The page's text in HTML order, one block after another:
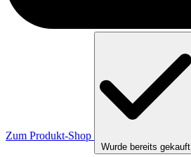
Zum Produkt-Shop
Wurde bereits gekauft